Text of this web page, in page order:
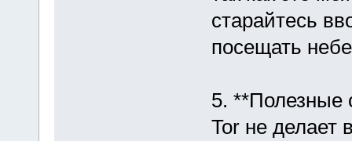
старайтесь
посещать
5. **Полезные
Tor не